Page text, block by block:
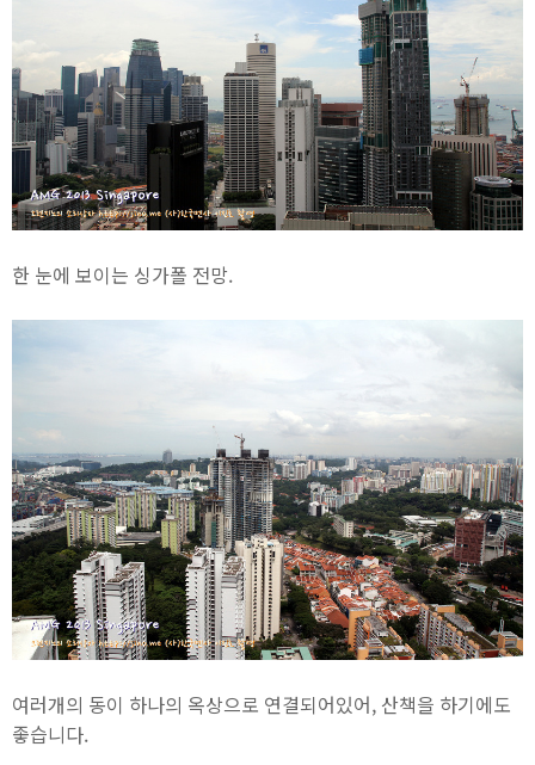
한 눈에 보이는 싱가폴 전망.
여러개의 동이 하나의 옥상으로 연결되어있어, 산책을 하기에도
좋습니다.